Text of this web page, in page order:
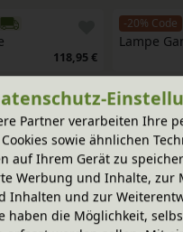
118,95 €
-20% Code
Lampe
206,95 €
-20% Code
Lampe
-20% Code
Lampe
Partner verarbeiten Ihre
sowie ähnlichen
auf Ihrem Gerät zu
Werbung und Inhalte, zur
Inhalten und zur
haben die Möglichkeit,